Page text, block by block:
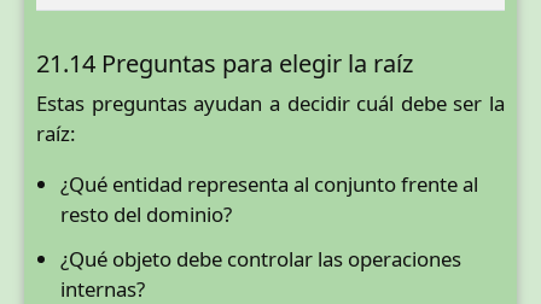
21.14 Preguntas para elegir la raíz
Estas preguntas ayudan a decidir cuál debe ser la
raíz:
¿Qué entidad representa al conjunto frente al
resto del dominio?
¿Qué objeto debe controlar las operaciones
internas?